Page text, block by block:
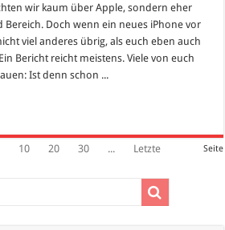
wir kaum über Apple, sondern eher
Bereich. Doch wenn ein neues iPhone vor
viel anderes übrig, als euch eben auch
Bericht reicht meistens. Viele von euch
Ist denn schon ...
Seite
10 20 30 ... Letzte